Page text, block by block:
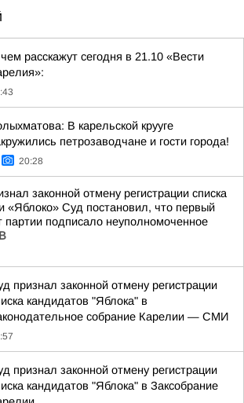
расскажут сегодня в 21.10 «Вести
В карельской крууге
петрозаводчане и гости города!
20:28
законной отмену регистрации списка
«Яблоко» Суд постановил, что первый
партии подписало неуполномоченное
признал законной отмену регистрации
кандидатов "Яблока" в
собрание Карелии — СМИ
признал законной отмену регистрации
кандидатов "Яблока" в Заксобрание